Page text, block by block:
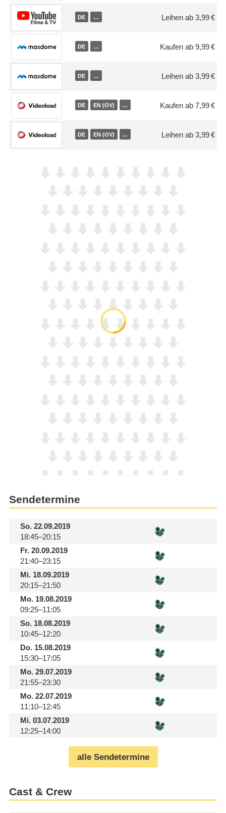
DE … Leihen ab 3,99 €
DE … Kaufen ab 9,99 €
DE … Leihen ab 3,99 €
DE EN (OV) … Kaufen ab 7,99 €
DE EN (OV) … Leihen ab 3,99 €
Sendetermine
So.22.09.2019
18:45–20:15
Fr.20.09.2019
21:40–23:15
Mi.18.09.2019
20:15–21:50
Mo.19.08.2019
09:25–11:05
So.18.08.2019
10:45–12:20
Do.15.08.2019
15:30–17:05
Mo.29.07.2019
21:55–23:30
Mo.22.07.2019
11:10–12:45
Mi.03.07.2019
12:25–14:00
alle Sendetermine
Cast & Crew